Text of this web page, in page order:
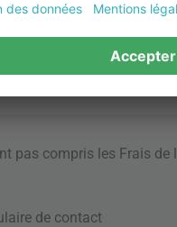
pas compris les Frais de
de contact